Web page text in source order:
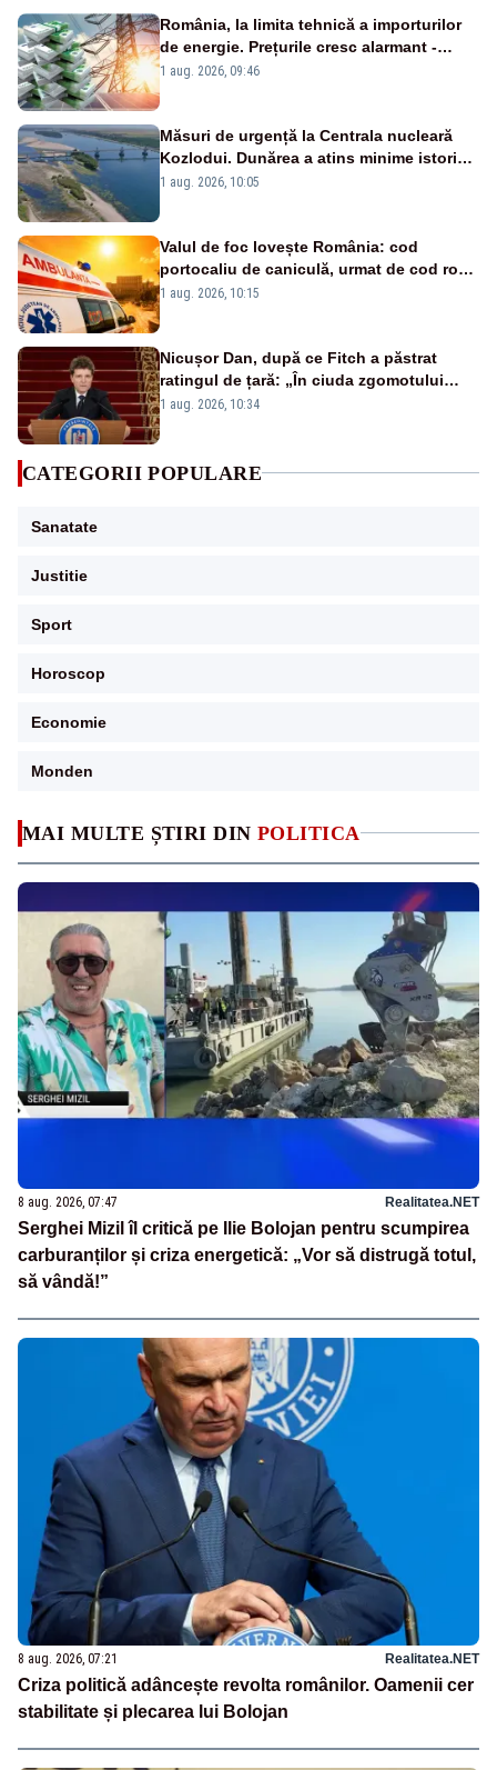
MAI MULTE ȘTIRI DIN POLITICA
8 aug. 2026, 07:47 Realitatea.NET
Serghei Mizil îl critică pe Ilie Bolojan pentru scumpirea
carburanților și criza energetică: „Vor să distrugă totul,
să vândă!”
8 aug. 2026, 07:21 Realitatea.NET
Criza politică adâncește revolta românilor. Oamenii cer
stabilitate și plecarea lui Bolojan
România, la limita tehnică a importurilor
de energie. Prețurile cresc alarmant -
Analiză Realitatea Plus
1 aug. 2026, 09:46
Măsuri de urgență la Centrala nucleară
Kozlodui. Dunărea a atins minime istorice
și în Bulgaria
1 aug. 2026, 10:05
Valul de foc lovește România: cod
portocaliu de caniculă, urmat de cod roșu
duminică. Temperaturile urcă spre 40°C
1 aug. 2026, 10:15
Nicușor Dan, după ce Fitch a păstrat
ratingul de țară: „În ciuda zgomotului
politic, România funcționează”
1 aug. 2026, 10:34
CATEGORII POPULARE
Sanatate
Justitie
Sport
Horoscop
Economie
Monden